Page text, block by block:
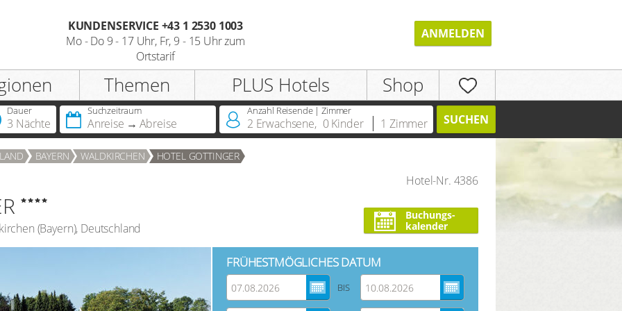
Registrieren
Sie besitzen bereits eine
Hotelscheck?
REGISTRIEREN
KUNDENSERVICE +43 1 2530 1003
Mo - Do 9 - 17 Uhr, Fr, 9 - 15 Uhr zum
Ortstarif
ANMELDEN
Themen PLUS Hotels Shop
Dauer
3 Nächte
Suchzeitraum
Anreise Abreise
Anzahl Reisende | Zimmer
2 Erwachsene, 0 Kinder 1 Zimmer SUCHEN
BAYERN WALDKIRCHEN HOTEL GOTTINGER
Hotel-Nr. 4386
(Bayern), Deutschland
Buchungs-
kalender
FRÜHESTMÖGLICHES DATUM
BIS